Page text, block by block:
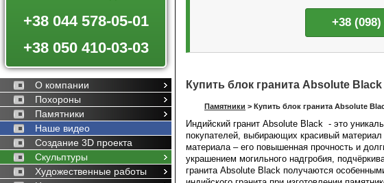
+38 (098)
Купить блок гранита Absolute Black
Памятники > Купить блок гранита Absolute
Индийский гранит Absolute Black - это
покупателей, выбирающих красивый материал
материала – его повышенная прочность и
украшением могильного надгробия,
гранита Absolute Black получаются
+38 044 578-05-01
+38 050 410-03-03
О компании
Похороны
Памятники
Наше видео
Создание 3D проекта
Скульптуры
Художественные работы